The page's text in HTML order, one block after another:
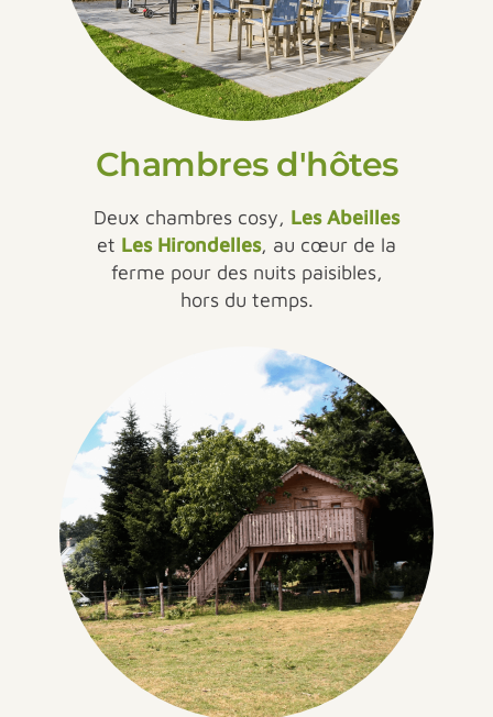
Chambres d'hôtes
Deux chambres cosy, Les Abeilles
et Les Hirondelles, au cœur de la
ferme pour des nuits paisibles,
hors du temps.